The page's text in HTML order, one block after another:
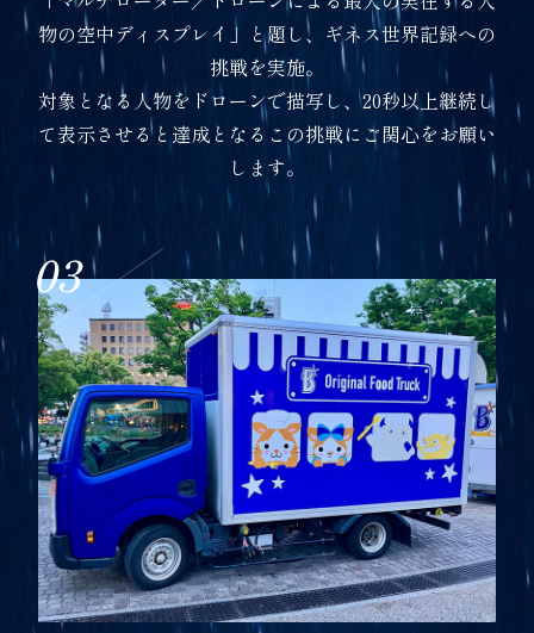
物の空中ディスプレイ」と題し、ギネス世界記録への
挑戦を実施。
対象となる人物をドローンで描写し、20秒以上継続し
て表示させると達成となるこの挑戦にご関心をお願い
します。
03